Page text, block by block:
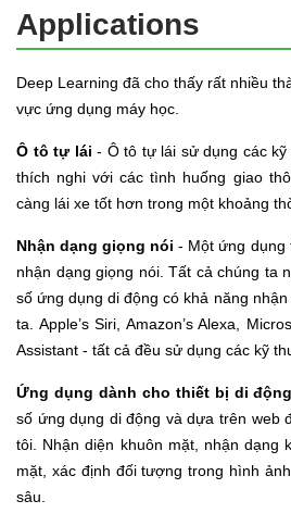
Applications
Deep Learning đã cho thấy rất nhiều
vực ứng dụng máy học.
Ô tô tự lái - Ô tô tự lái sử dụng các
thích nghi với các tình huống giao
càng lái xe tốt hơn trong một khoảng
Nhận dạng giọng nói- Một ứng dụng
nhận dạng giọng nói. Tất cả chúng ta
số ứng dụng di động có khả năng
ta. Apple’s Siri, Amazon’s Alexa,
Assistant - tất cả đều sử dụng các kỹ
Ứng dụng dành cho thiết bị di động
số ứng dụng di động và dựa trên web
tôi. Nhận diện khuôn mặt, nhận dạng
mặt, xác định đối tượng trong hình
sâu.